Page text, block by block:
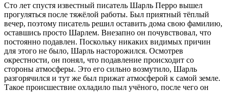
Сто лет спустя известный писатель Шарль Перро вышел
прогуляться после тяжёлой работы. Был приятный тёплый
вечер, поэтому писатель решил оставить дома свою фамилию,
оставшись просто Шарлем. Внезапно он почувствовал, что
постоянно подавлен. Поскольку никаких видимых причин
для этого не было, Шарль насторожился. Осмотрев
окрестности, он понял, что подавление происходит со
стороны атмосферы. Это его сильно возмутило, Шарль
разгорячился и тут же был прижат атмосферой к самой земле.
Такое происшествие охладило пыл учёного, после чего он